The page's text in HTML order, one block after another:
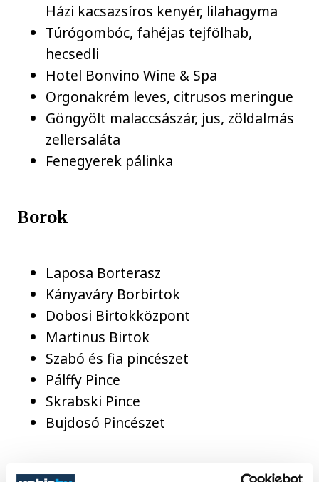
Házi kacsazsíros kenyér, lilahagyma
Túrógombóc, fahéjas tejfölhab,
hecsedli
Hotel Bonvino Wine & Spa
Orgonakrém leves, citrusos meringue
Göngyölt malaccsászár, jus, zöldalmás
zellersaláta
Fenegyerek pálinka
Borok
Laposa Borterasz
Kányaváry Borbirtok
Dobosi Birtokközpont
Martinus Birtok
Szabó és fia pincészet
Pálffy Pince
Skrabski Pince
Bujdosó Pincészet
A BalatonBor truckban a BalatonBor és